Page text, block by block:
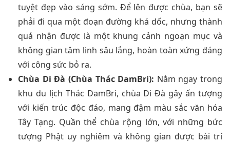
tuyệt đẹp vào sáng sớm. Để lên được chùa, bạn sẽ
phải đi qua một đoạn đường khá dốc, nhưng thành
quả nhận được là một khung cảnh ngoạn mục và
không gian tâm linh sâu lắng, hoàn toàn xứng đáng
với công sức bỏ ra.
Chùa Di Đà (Chùa Thác DamBri): Nằm ngay trong
khu du lịch Thác DamBri, chùa Di Đà gây ấn tượng
với kiến trúc độc đáo, mang đậm màu sắc văn hóa
Tây Tạng. Quần thể chùa rộng lớn, với những bức
tượng Phật uy nghiêm và không gian được bài trí